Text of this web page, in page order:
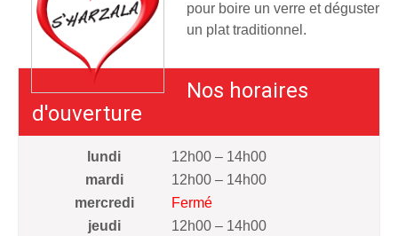
pour boire un verre et déguster
un plat traditionnel.
Nos horaires
d'ouverture
lundi
12h00 – 14h00
mardi
12h00 – 14h00
mercredi
Fermé
jeudi
12h00 – 14h00